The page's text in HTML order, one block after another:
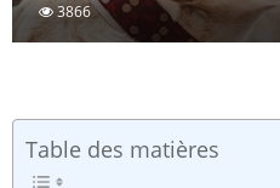
3866
Table des matières